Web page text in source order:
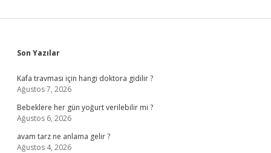
Sidebar
Son Yazılar
Kafa travması için hangi doktora gidilir ?
Ağustos 7, 2026
Bebeklere her gün yoğurt verilebilir mi ?
Ağustos 6, 2026
avam tarz ne anlama gelir ?
Ağustos 4, 2026